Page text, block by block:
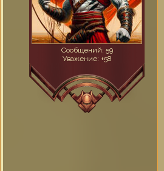
Сообщений: 59
Уважение: +58